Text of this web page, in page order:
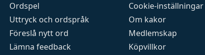
Ordspel
Uttryck och ordspråk
Föreslå nytt ord
Lämna feedback
Cookie-inställningar
Om kakor
Medlemskap
Köpvillkor